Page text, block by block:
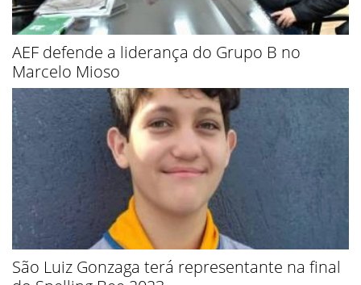
AEF defende a liderança do Grupo B no
Marcelo Mioso
São Luiz Gonzaga terá representante na final